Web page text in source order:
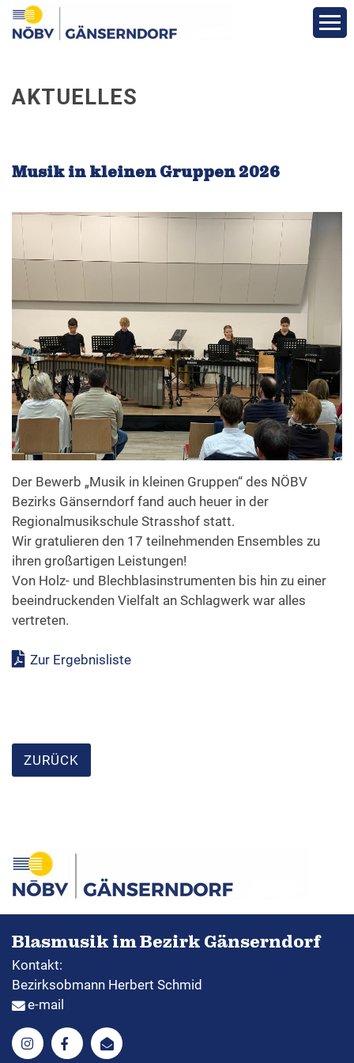
Über den Bezirk
Vereine
Funktionäre
Fotos
Veranstaltungen
Formulare & Downloads
AKTUELLES
Musik in kleinen Gruppen 2026
Der Bewerb „Musik in kleinen Gruppen“ des NÖBV
Bezirks Gänserndorf fand auch heuer in der
Regionalmusikschule Strasshof statt.
Wir gratulieren den 17 teilnehmenden Ensembles zu
ihren großartigen Leistungen!
Von Holz- und Blechblasinstrumenten bis hin zu einer
beeindruckenden Vielfalt an Schlagwerk war alles
vertreten.
Zur Ergebnisliste
ZURÜCK
Blasmusik im Bezirk Gänserndorf
Kontakt:
Bezirksobmann Herbert Schmid
e-mail